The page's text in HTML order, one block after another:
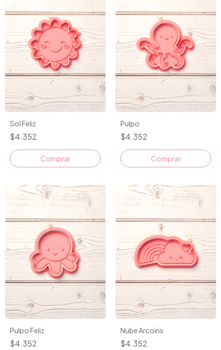
Sol Feliz
$4.352
Comprar
Pulpo
$4.352
Comprar
Pulpo Feliz
$4.352
Nube Arcoiris
$4.352